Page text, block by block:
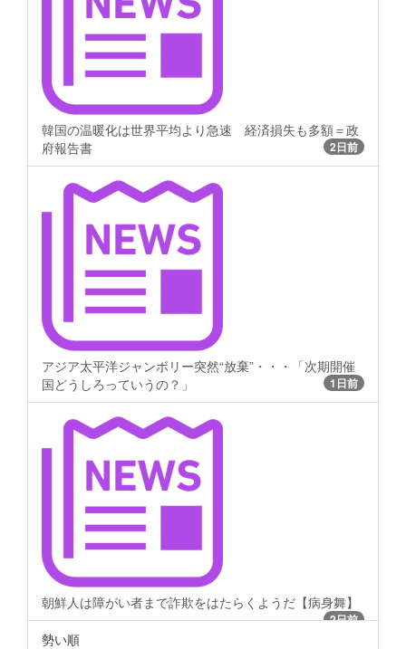
韓国の温暖化は世界平均より急速 経済損失も多額＝政
府報告書
2日前
アジア太平洋ジャンボリー突然“放棄”・・・「次期開催
国どうしろっていうの？」
1日前
朝鮮人は障がい者まで詐欺をはたらくようだ【病身舞】
2日前
勢い順